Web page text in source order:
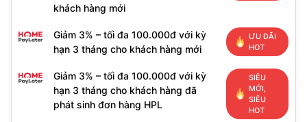
khách hàng mới
Giảm 3% – tối đa 100.000đ với kỳ
hạn 3 tháng cho khách hàng mới
ƯU ĐÃI
HOT
Giảm 3% – tối đa 100.000đ với kỳ
hạn 3 tháng cho khách hàng đã
phát sinh đơn hàng HPL
SIÊU
MỚI,
SIÊU
HOT